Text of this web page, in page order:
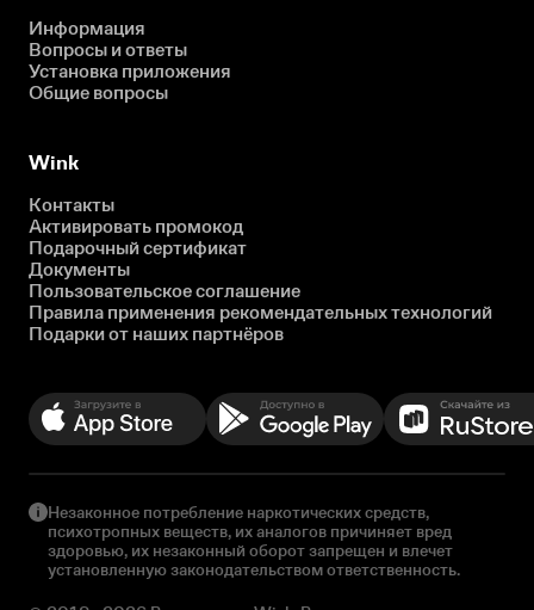
Информация
Вопросы и ответы
Установка приложения
Общие вопросы
Wink
Контакты
Активировать промокод
Подарочный сертификат
Документы
Пользовательское соглашение
Правила применения рекомендательных технологий
Подарки от наших партнёров
Незаконное потребление наркотических средств,
психотропных веществ, их аналогов причиняет вред
здоровью, их незаконный оборот запрещен и влечет
установленную законодательством ответственность.